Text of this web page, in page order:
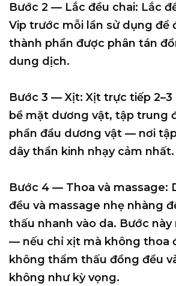
Bước 2 — Lắc đều chai: Lắc
Vip trước mỗi lần sử dụng để
thành phần được phân tán
dung dịch.
Bước 3 — Xịt: Xịt trực tiếp 2–3
bề mặt dương vật, tập trung
phần đầu dương vật — nơi
dây thần kinh nhạy cảm nhất.
Bước 4 — Thoa và massage:
đều và massage nhẹ nhàng
thấu nhanh vào da. Bước
— nếu chỉ xịt mà không thoa
không thẩm thấu đồng đều
không như kỳ vọng.